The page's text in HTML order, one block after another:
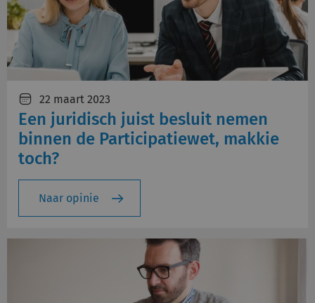
22 maart 2023
Een juridisch juist besluit nemen
binnen de Participatiewet, makkie
toch?
Naar opinie